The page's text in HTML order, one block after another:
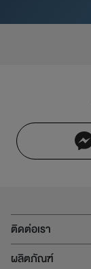
ติดต่อเรา
ผลิตภัณฑ์